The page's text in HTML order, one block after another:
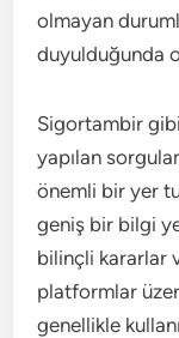
olmayan
duyulduğunda
Sigortambir
yapılan
önemli bir yer
geniş bir bilgi
bilinçli kararlar
platformlar
genellikle